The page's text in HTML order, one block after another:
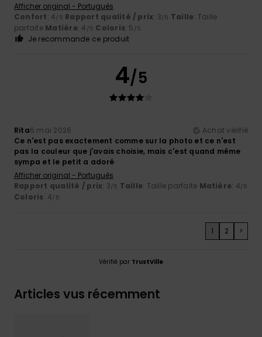
Afficher original - Português
Confort: 4/5 Rapport qualité / prix: 3/5 Taille: Taille
parfaite Matière: 4 /5 Coloris: 5 /5
Je recommande ce produit
4/5
Rita6 mai 2026
Achat vérifié
Ce n'est pas exactement comme sur la photo et ce n'est
pas la couleur que j'avais choisie, mais c'est quand même
sympa et le petit a adoré
Afficher original - Português
Rapport qualité / prix: 3/5 Taille: Taille parfaite Matière: 4/5
Coloris: 4/5
1 2 >
Vérifié par TrustVille
Articles vus récemment